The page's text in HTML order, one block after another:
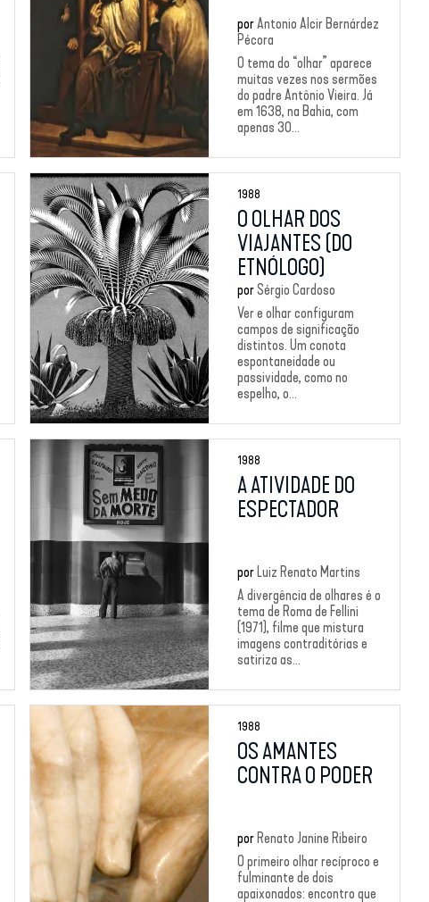
porAntonio Alcir Bernárdez
Pécora
O tema do “olhar” aparece
muitas vezes nos sermões
do padre Antônio Vieira. Já
em 1638, na Bahia, com
apenas 30...
1988
O OLHAR DOS
VIAJANTES (DO
ETNÓLOGO)
porSérgio Cardoso
Ver e olhar configuram
campos de significação
distintos. Um conota
espontaneidade ou
passividade, como no
espelho, o...
1988
A ATIVIDADE DO
ESPECTADOR
por Luiz Renato Martins
A divergência de olhares é o
tema de Roma de Fellini
(1971), filme que mistura
imagens contraditórias e
satiriza as...
1988
OS AMANTES
CONTRA O PODER
por Renato Janine Ribeiro
O primeiro olhar recíproco e
fulminante de dois
apaixonados: encontro que